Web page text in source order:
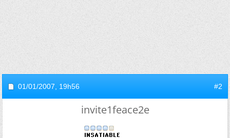
01/01/2007, 19h56 #2
invite1feace2e